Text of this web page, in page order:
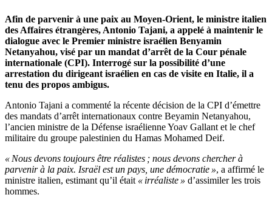
Afin de parvenir à une paix au Moyen-Orient, le ministre italien
des Affaires étrangères, Antonio Tajani, a appelé à maintenir le
dialogue avec le Premier ministre israélien Benyamin
Netanyahou, visé par un mandat d’arrêt de la Cour pénale
internationale (CPI). Interrogé sur la possibilité d’une
arrestation du dirigeant israélien en cas de visite en Italie, il a
tenu des propos ambigus.
Antonio Tajani a commenté la récente décision de la CPI d’émettre
des mandats d’arrêt internationaux contre Beyamin Netanyahou,
l’ancien ministre de la Défense israélienne Yoav Gallant et le chef
militaire du groupe palestinien du Hamas Mohamed Deif.
« Nous devons toujours être réalistes ; nous devons chercher à
parvenir à la paix. Israël est un pays, une démocratie », a affirmé le
ministre italien, estimant qu’il était « irréaliste » d’assimiler les trois
hommes.